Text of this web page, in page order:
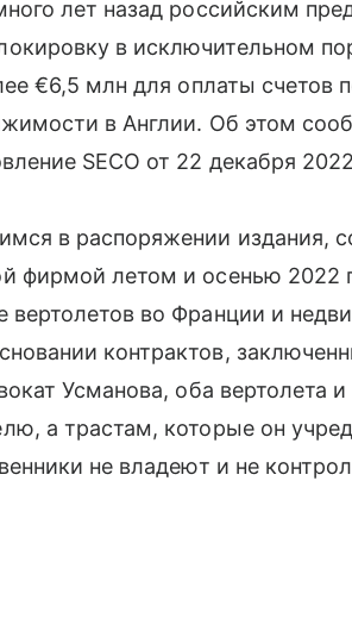
лет назад российским
в исключительном
€6,5 млн для оплаты счетов
в Англии. Об этом
SECO от 22 декабря
в распоряжении издания,
фирмой летом и осенью 2022
вертолетов во Франции и
контрактов,
Усманова, оба вертолета
а трастам, которые он
не владеют и не